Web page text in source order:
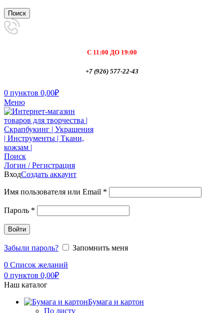
Поиск
С 11:00 ДО 19:00
+7 (926) 577-22-43
0 пунктов 0,00₽
Меню
Поиск
Логин / Регистрация
ВходСоздать аккаунт
Имя пользователя или Email *
Пароль *
Войти
Забыли пароль?
Запомнить меня
0 Список желаний
0 пунктов 0,00₽
Наш каталог
Бумага и картон
По листу